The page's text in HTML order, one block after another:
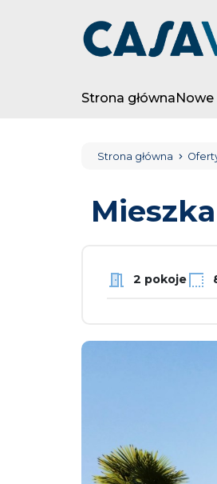
Strona główna
Strona główna
2 pokoje